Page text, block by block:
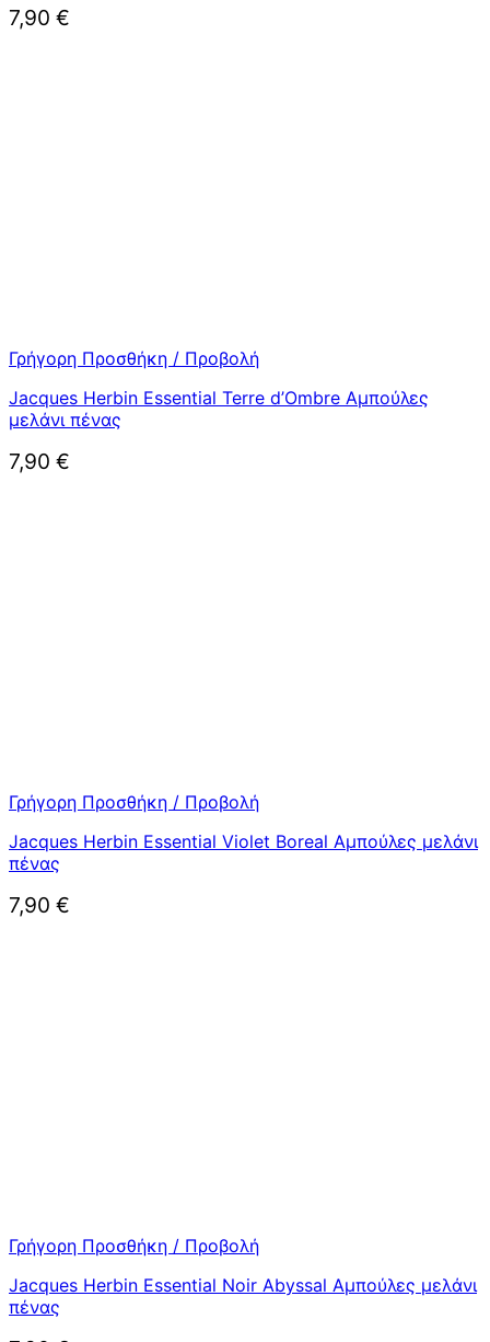
7,90 €
Γρήγορη Προσθήκη / Προβολή
Jacques Herbin Essential Terre d’Ombre Αμπούλες
μελάνι πένας
7,90 €
Γρήγορη Προσθήκη / Προβολή
Jacques Herbin Essential Violet Boreal Αμπούλες μελάνι
πένας
7,90 €
Γρήγορη Προσθήκη / Προβολή
Jacques Herbin Essential Noir Abyssal Αμπούλες μελάνι
πένας